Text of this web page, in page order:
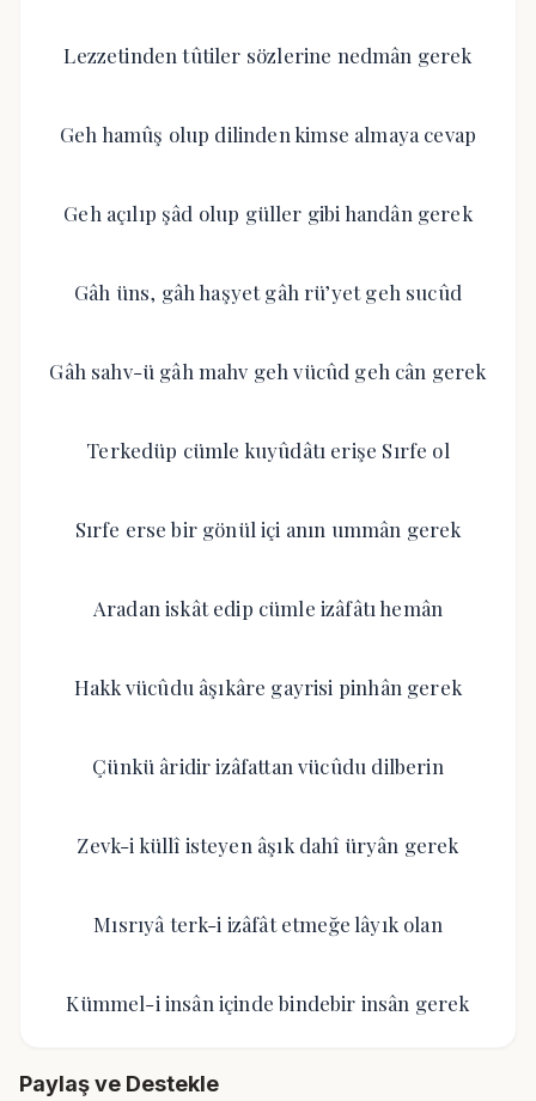
Lezzetinden tûtiler sözlerine nedmân gerek
Geh hamûş olup dilinden kimse almaya cevap
Geh açılıp şâd olup güller gibi handân gerek
Gâh üns, gâh haşyet gâh rü’yet geh sucûd
Gâh sahv-ü gâh mahv geh vücûd geh cân gerek
Terkedüp cümle kuyûdâtı erişe Sırfe ol
Sırfe erse bir gönül içi anın ummân gerek
Aradan iskât edip cümle izâfâtı hemân
Hakk vücûdu âşıkâre gayrisi pinhân gerek
Çünkü âridir izâfattan vücûdu dilberin
Zevk-i küllî isteyen âşık dahî üryân gerek
Mısrıyâ terk-i izâfât etmeğe lâyık olan
Kümmel-i insân içinde bindebir insân gerek
Paylaş ve Destekle